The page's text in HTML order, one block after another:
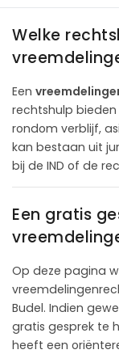
Welke
Een
rechtshulp
rondom verblijf,
kan bestaan uit
bij de IND of de
Een gratis
Op deze pagina
Budel. Indien
gratis gesprek te
heeft een